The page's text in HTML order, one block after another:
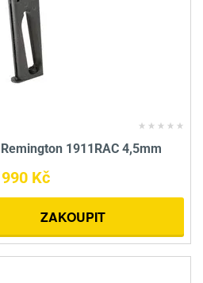
1911RAC 4,5mm
990 Kč
ZAKOUPIT